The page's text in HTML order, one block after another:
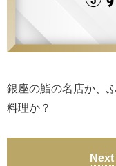
銀座の鮨の名店か、
料理か？